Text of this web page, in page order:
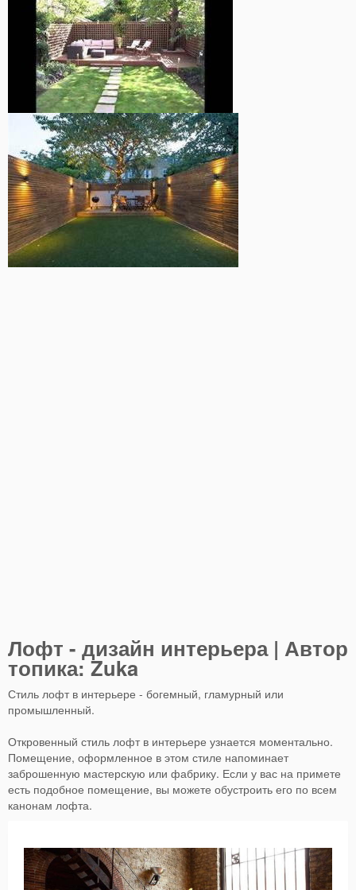
Лофт - дизайн интерьера | Автор
топика: Zuka
Стиль лофт в интерьере - богемный, гламурный или
промышленный.
Откровенный стиль лофт в интерьере узнается моментально.
Помещение, оформленное в этом стиле напоминает
заброшенную мастерскую или фабрику. Если у вас на примете
есть подобное помещение, вы можете обустроить его по всем
канонам лофта.